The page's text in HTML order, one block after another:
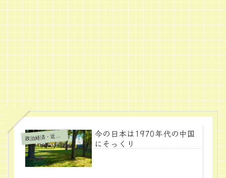
政
治経済・近代学問
今の日本は1970年代の中国
にそっくり